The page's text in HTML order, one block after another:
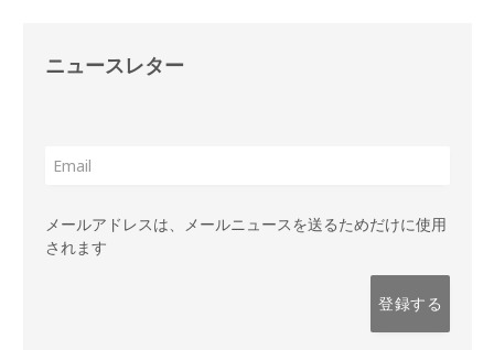
ニュースレター
メールアドレスは、メールニュースを送るためだけに使用
されます